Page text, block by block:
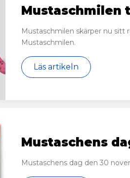
Mustaschmilen
Mustaschmilen skärper nu
Mustaschmilen.
Läs artikeln
Mustaschens
Mustaschens dag den 30